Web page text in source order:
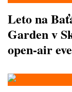
Leto na
Garden v
open-air